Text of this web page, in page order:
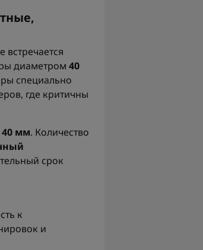
встречается
диаметром 40
специально
где критичны
40 мм. Количество
срок
к
и